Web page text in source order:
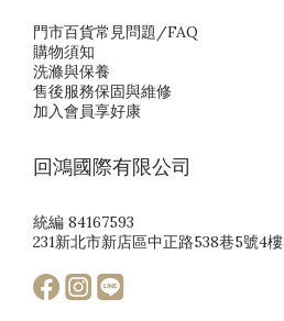
門市百貨常見問題/FAQ
購物須知
洗滌與保養
售後服務保固與維修
加入會員享好康
回鴻國際有限公司
統編 84167593
231新北市新店區中正路538巷5號4樓